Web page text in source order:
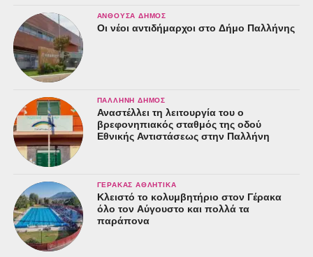
ΑΝΘΟΎΣΑ ΔΉΜΟΣ
Οι νέοι αντιδήμαρχοι στο Δήμο Παλλήνης
ΠΑΛΛΉΝΗ ΔΉΜΟΣ
Αναστέλλει τη λειτουργία του ο
βρεφονηπιακός σταθμός της οδού
Εθνικής Αντιστάσεως στην Παλλήνη
ΓΈΡΑΚΑΣ ΑΘΛΗΤΙΚΆ
Κλειστό το κολυμβητήριο στον Γέρακα
όλο τον Αύγουστο και πολλά τα
παράπονα